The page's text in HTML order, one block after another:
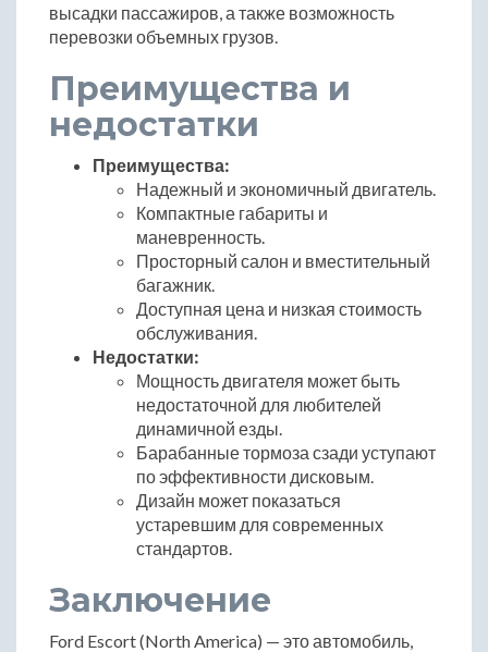
высадки пассажиров, а также возможность
перевозки объемных грузов.
Преимущества и
недостатки
Преимущества:
Надежный и экономичный двигатель.
Компактные габариты и
маневренность.
Просторный салон и вместительный
багажник.
Доступная цена и низкая стоимость
обслуживания.
Недостатки:
Мощность двигателя может быть
недостаточной для любителей
динамичной езды.
Барабанные тормоза сзади уступают
по эффективности дисковым.
Дизайн может показаться
устаревшим для современных
стандартов.
Заключение
Ford Escort (North America) — это автомобиль,